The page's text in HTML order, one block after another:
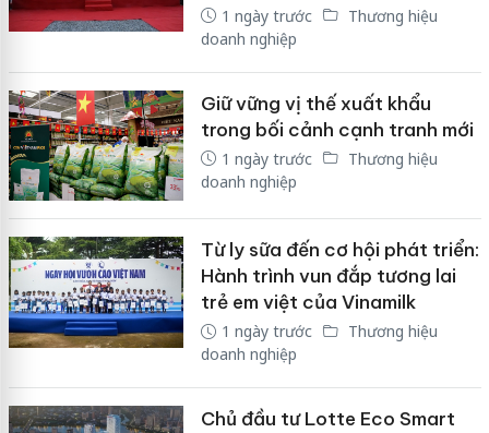
1 ngày trước
Thương hiệu
doanh nghiệp
Giữ vững vị thế xuất khẩu
trong bối cảnh cạnh tranh mới
1 ngày trước
Thương hiệu
doanh nghiệp
Từ ly sữa đến cơ hội phát triển:
Hành trình vun đắp tương lai
trẻ em việt của Vinamilk
1 ngày trước
Thương hiệu
doanh nghiệp
Chủ đầu tư Lotte Eco Smart